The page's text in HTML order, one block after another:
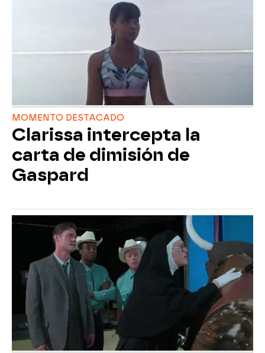
MOMENTO DESTACADO
Clarissa intercepta la
carta de dimisión de
Gaspard